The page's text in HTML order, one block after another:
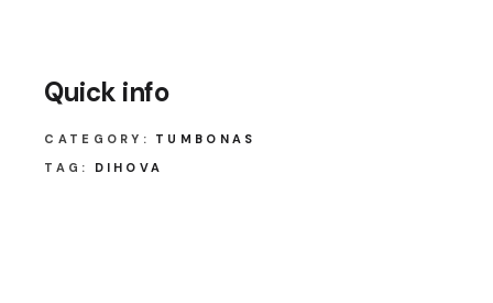
Quick info
CATEGORY:
TUMBONAS
TAG:
DIHOVA